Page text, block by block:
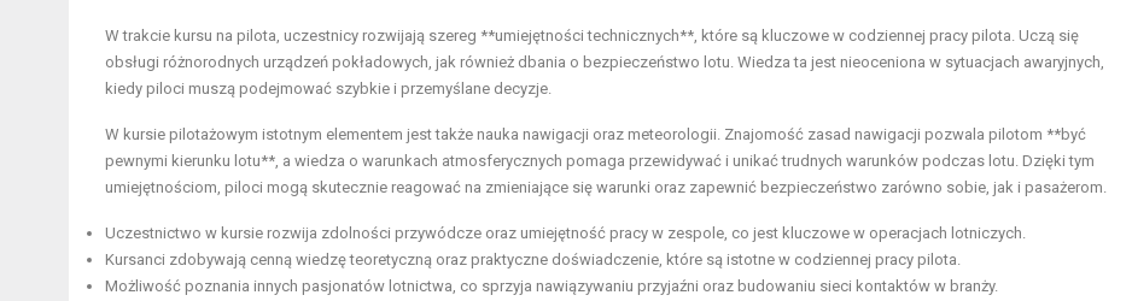
W trakcie kursu na pilota, uczestnicy rozwijają szereg **umiejętności technicznych**, które są kluczowe w codziennej pracy pilota. Uczą się
obsługi różnorodnych urządzeń pokładowych, jak również dbania o bezpieczeństwo lotu. Wiedza ta jest nieoceniona w sytuacjach awaryjnych,
kiedy piloci muszą podejmować szybkie i przemyślane decyzje.
W kursie pilotażowym istotnym elementem jest także nauka nawigacji oraz meteorologii. Znajomość zasad nawigacji pozwala pilotom **być
pewnymi kierunku lotu**, a wiedza o warunkach atmosferycznych pomaga przewidywać i unikać trudnych warunków podczas lotu. Dzięki tym
umiejętnościom, piloci mogą skutecznie reagować na zmieniające się warunki oraz zapewnić bezpieczeństwo zarówno sobie, jak i pasażerom.
Uczestnictwo w kursie rozwija zdolności przywódcze oraz umiejętność pracy w zespole, co jest kluczowe w operacjach lotniczych.
Kursanci zdobywają cenną wiedzę teoretyczną oraz praktyczne doświadczenie, które są istotne w codziennej pracy pilota.
Możliwość poznania innych pasjonatów lotnictwa, co sprzyja nawiązywaniu przyjaźni oraz budowaniu sieci kontaktów w branży.